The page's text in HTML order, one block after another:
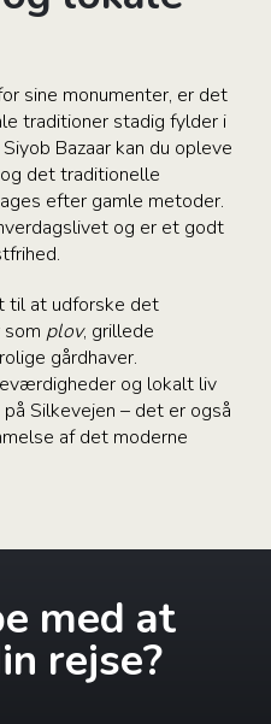
sine monumenter, er det
traditioner stadig fylder i
Bazaar kan du opleve
det traditionelle
efter gamle metoder.
og er et godt
til at udforske det
plov, grillede
gårdhaver.
og lokalt liv
Silkevejen – det er også
af det moderne
med at
rejse?